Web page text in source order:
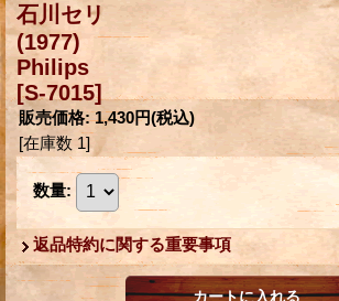
石川セリ
(1977)
Philips
[S-7015]
販売価格: 1,430円(税込)
[在庫数 1]
数量:
返品特約に関する重要事項